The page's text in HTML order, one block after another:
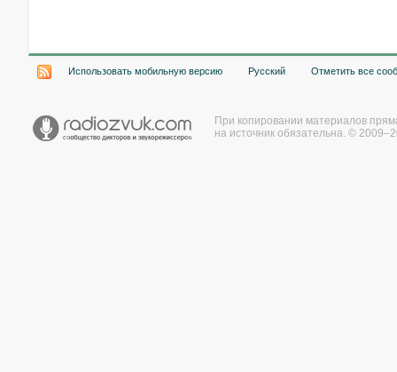
Использовать мобильную версию Русский Отметить все
При копировании материалов
на источник обязательна. ©